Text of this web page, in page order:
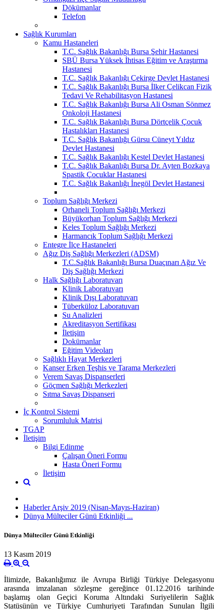
Dökümanlar
Telefon
Sağlık Kurumları
Kamu Hastaneleri
T.C. Sağlık Bakanlığı Bursa Şehir Hastanesi
SBÜ Bursa Yüksek İhtisas Eğitim ve Araştırma
Hastanesi
T.C. Sağlık Bakanlığı Çekirge Devlet Hastanesi
T.C. Sağlık Bakanlığı Bursa İlker Çelikcan Fizik
Tedavi Ve Rehabilitasyon Hastanesi
T.C. Sağlık Bakanlığı Bursa Ali Osman Sönmez
Onkoloji Hastanesi
T.C. Sağlık Bakanlığı Bursa Dörtçelik Çocuk
Hastalıkları Hastanesi
T.C. Sağlık Bakanlığı Gürsu Cüneyt Yıldız
Devlet Hastanesi
T.C. Sağlık Bakanlığı Kestel Devlet Hastanesi
T.C. Sağlık Bakanlığı Bursa Dr. Ayten Bozkaya
Spastik Çocuklar Hastanesi
T.C. Sağlık Bakanlığı İnegöl Devlet Hastanesi
Toplum Sağlığı Merkezi
Orhaneli Toplum Sağlığı Merkezi
Büyükorhan Toplum Sağlığı Merkezi
Keles Toplum Sağlığı Merkezi
Harmancık Toplum Sağlığı Merkezi
Entegre İlçe Hastaneleri
Ağız Diş Sağlığı Merkezleri (ADSM)
T.C.Sağlık Bakanlığı Bursa Duaçınarı Ağız Ve
Diş Sağlığı Merkezi
Halk Sağlığı Laboratuvarı
Klinik Laboratuvarı
Klinik Dışı Laboratuvarı
Tüberküloz Laboratuvarı
Su Analizleri
Akreditasyon Sertifikası
İletişim
Dokümanlar
Eğitim Videoları
Sağlıklı Hayat Merkezleri
Kanser Erken Teşhis ve Tarama Merkezleri
Verem Savaş Dispanserleri
Göçmen Sağlığı Merkezleri
Sıtma Savaş Dispanseri
İç Kontrol Sistemi
Sorumluluk Matrisi
TGAP
İletişim
Bilgi Edinme
Çalışan Öneri Formu
Hasta Öneri Formu
İletişim
Haberler Arşiv 2019 (Nisan-Mayıs-Haziran)
Dünya Mülteciler Günü Etkinliği ...
Dünya Mülteciler Günü Etkinliği
13 Kasım 2019
İlimizde, Bakanlığımız ile Avrupa Birliği Türkiye Delegasyonu
arasında imzalanan sözleşme gereğince 01.12.2016 tarihinde
başlamış olan Geçici Koruma Altındaki Suriyelilerin Sağlık
Statüsünün ve Türkiye Cumhuriyeti Tarafından Sunulan İlgili